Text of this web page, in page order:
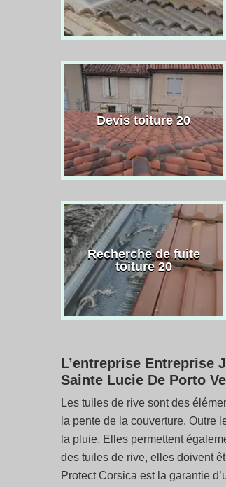
Devis toiture 20
Recherche de fuite
toiture 20
L’entreprise Entreprise
Sainte Lucie De Porto
Les tuiles de rive sont des
la pente de la couverture. Outre
la pluie. Elles permettent
des tuiles de rive, elles doivent
Protect Corsica est la garantie